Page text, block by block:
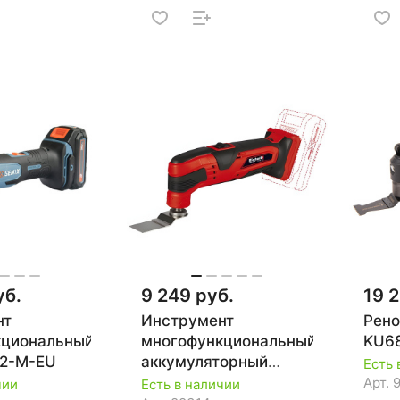
M-EU
9 249 руб.
Инструмент
многофункциональный
аккумуляторный
Einhell PXC TC-MG 18
Есть в наличии
19
Есть
Арт.